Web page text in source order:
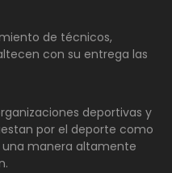
de técnicos,
con su entrega las
deportivas y
por el deporte como
manera altamente